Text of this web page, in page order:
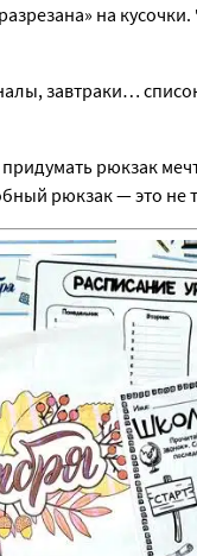
на
завтраки…
рюкзак
рюкзак — это